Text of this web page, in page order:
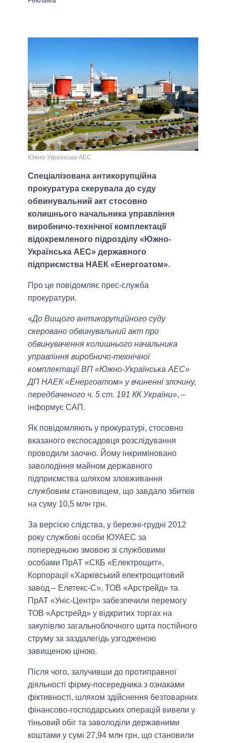
Южно-Українська АЕС
Спеціалізована антикорупційна
прокуратура скерувала до суду
обвинувальний акт стосовно
колишнього начальника управління
виробничо-технічної комплектації
відокремленого підрозділу «Южно-
Українська АЕС» державного
підприємства НАЕК «Енергоатом».
Про це повідомляє прес-служба
прокуратури.
«До Вищого антикорупційного суду
скеровано обвинувальний акт про
обвинувачення колишнього начальника
управління виробничо-технічної
комплектації ВП «Южно-Українська АЕС»
ДП НАЕК «Енергоатом» у вчиненні злочину,
передбаченого ч. 5 ст. 191 КК України», –
інформує САП.
Як повідомляють у прокуратурі, стосовно
вказаного експосадовця розслідування
проводили заочно. Йому інкриміновано
заволодіння майном державного
підприємства шляхом зловживання
службовим становищем, що завдало збитків
на суму 10,5 млн грн.
За версією слідства, у березні-грудні 2012
року службові особи ЮУАЕС за
попередньою змовою зі службовими
особами ПрАТ «СКБ «Електрощит»,
Корпорації «Харківський електрощитовий
завод – Елетекс-С», ТОВ «Арстрейд» та
ПрАТ «Уніс-Центр» забезпечили перемогу
ТОВ «Арстрейд» у відкритих торгах на
закупівлю загальноблочного щита постійного
струму за заздалегідь узгодженою
завищеною ціною.
Після чого, залучивши до протиправної
діяльності фірму-посередника з ознаками
фіктивності, шляхом здійснення безтоварних
фінансово-господарських операцій вивели у
тіньовий обіг та заволоділи державними
коштами у сумі 27,94 млн грн, що становили